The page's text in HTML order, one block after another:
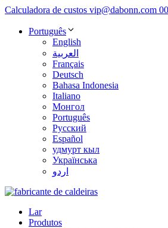
Calculadora de custos vip@dabonn.com
Português
English
العربية
Français
Deutsch
Bahasa Indonesia
Italiano
Монгол
Português
Русский
Español
удмурт кыл
Українська
اردو
Lar
Produtos